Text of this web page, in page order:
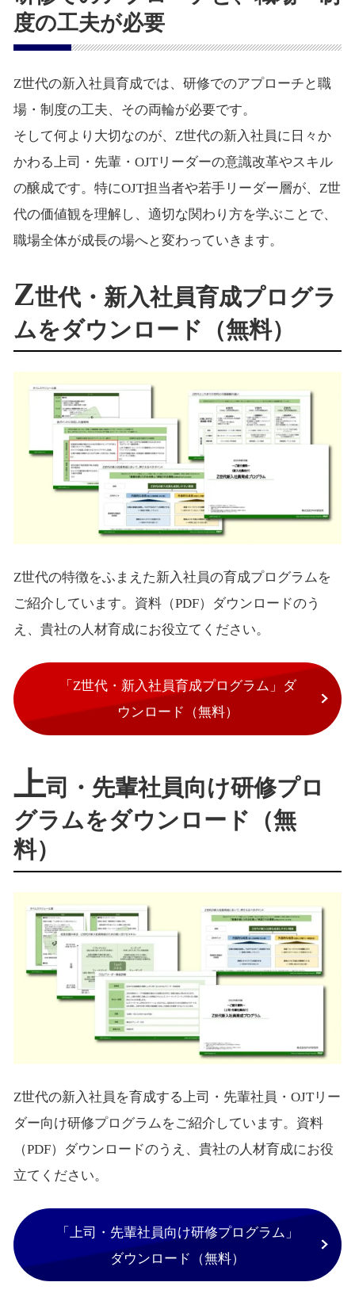
度の工夫が必要
Z世代の新入社員育成では、研修でのアプローチと職
場・制度の工夫、その両輪が必要です。
そして何より大切なのが、Z世代の新入社員に日々か
かわる上司・先輩・OJTリーダーの意識改革やスキル
の醸成です。特にOJT担当者や若手リーダー層が、Z世
代の価値観を理解し、適切な関わり方を学ぶことで、
職場全体が成長の場へと変わっていきます。
Z世代・新入社員育成プログラ
ムをダウンロード（無料）
Z世代の特徴をふまえた新入社員の育成プログラムを
ご紹介しています。資料（PDF）ダウンロードのう
え、貴社の人材育成にお役立てください。
「Z世代・新入社員育成プログラム」ダ
ウンロード（無料）
上司・先輩社員向け研修プロ
グラムをダウンロード（無
料）
Z世代の新入社員を育成する上司・先輩社員・OJTリー
ダー向け研修プログラムをご紹介しています。資料
（PDF）ダウンロードのうえ、貴社の人材育成にお役
立てください。
「上司・先輩社員向け研修プログラム」
ダウンロード（無料）